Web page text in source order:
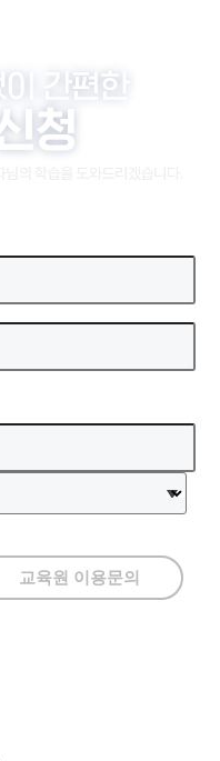
교육원 이용문의